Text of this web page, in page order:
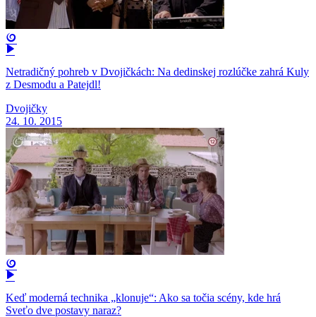
Netradičný pohreb v Dvojičkách: Na dedinskej rozlúčke zahrá Kuly
z Desmodu a Patejdl!
Dvojičky
24. 10. 2015
Keď moderná technika „klonuje“: Ako sa točia scény, kde hrá
Sveťo dve postavy naraz?